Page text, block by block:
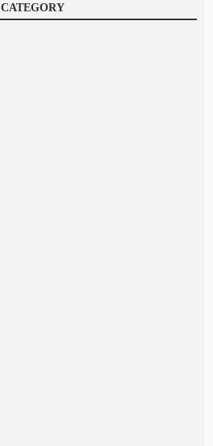
CATEGORY